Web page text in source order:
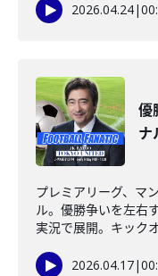
2026.04.24|
優
ナ
プレミアリーグ、マ
ル。優勝争いを左右
実況で展開。キック
2026.04.17|